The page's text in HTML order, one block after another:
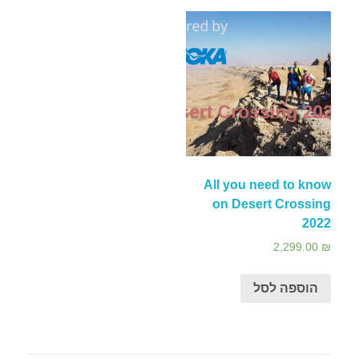
צור קשר
אירועים
Desert Crossing 2022
All you need to know
on Desert Crossing
2022
2,299.00 ₪
הוספה לסל